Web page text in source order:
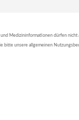
Medizininformationen dürfen nicht
bitte unsere allgemeinen